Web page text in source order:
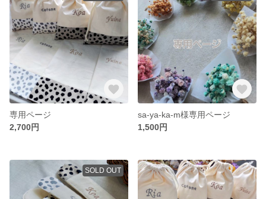
専用ページ
2,700円
sa-ya-ka-m様専用ページ
1,500円
SOLD OUT